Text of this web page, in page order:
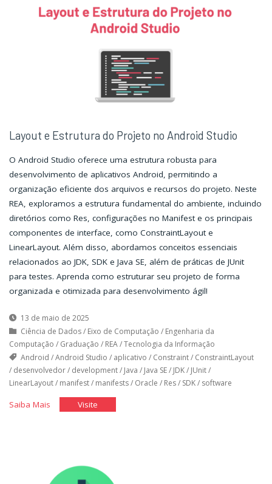
para
Desenvolvimento
para
Desenvolvimento
Mobile"
Layout e Estrutura do Projeto no Android Studio
O Android Studio oferece uma estrutura robusta para
desenvolvimento de aplicativos Android, permitindo a
organização eficiente dos arquivos e recursos do projeto. Neste
REA, exploramos a estrutura fundamental do ambiente, incluindo
diretórios como Res, configurações no Manifest e os principais
componentes de interface, como ConstraintLayout e
LinearLayout. Além disso, abordamos conceitos essenciais
relacionados ao JDK, SDK e Java SE, além de práticas de JUnit
para testes. Aprenda como estruturar seu projeto de forma
organizada e otimizada para desenvolvimento ágil!
13 de maio de 2025
Ciência de Dados/ Eixo de Computação / Engenharia da
Computação / Graduação / REA/Tecnologia da Informação
Android /Android Studio / aplicativo / Constraint/ ConstraintLayout
/ desenvolvedor/ development/ Java / Java SE/ JDK/ JUnit/
LinearLayout/ manifest/ manifests/ Oracle / Res/ SDK/ software
Saiba Mais"Layout
no
Visite"Layout
no